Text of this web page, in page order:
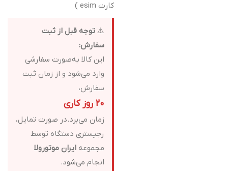
کارت esim )
⚠️ توجه قبل از ثبت
سفارش:
این کالا به‌صورت سفارشی
وارد می‌شود و از زمان ثبت
سفارش،
۲۰ روز کاری
زمان می‌برد.در صورت تمایل،
رجیستری دستگاه توسط
مجموعه ایران موتورولا
انجام می‌شود.